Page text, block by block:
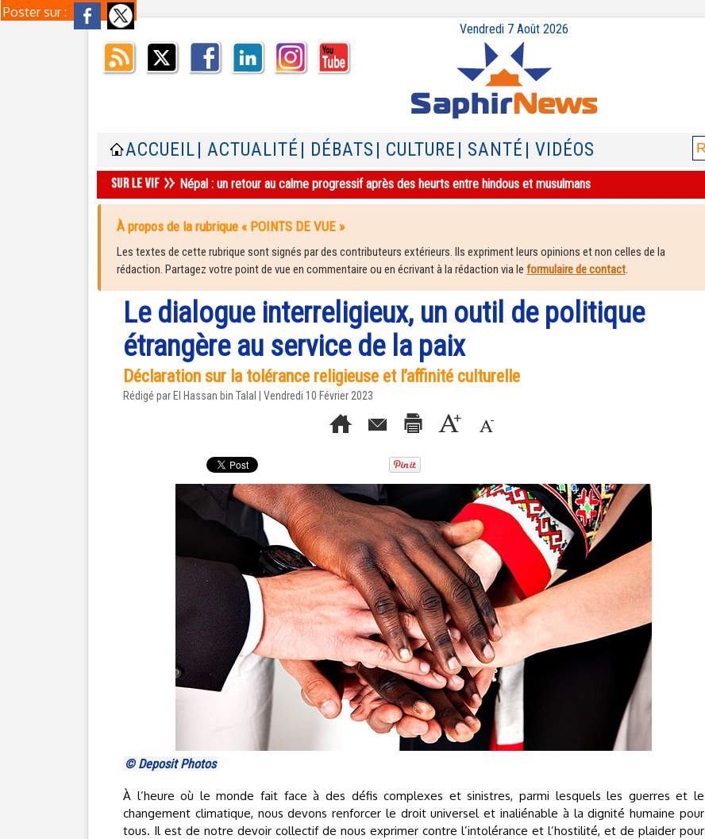
Poster sur :
Vendredi 7 Août 2026
ACCUEIL | ACTUALITÉ | DÉBATS | CULTURE | SANTÉ | VIDÉOS
Népal : un retour au calme progressif après des heurts entre hindous et musulmans
À propos de la rubrique « POINTS DE VUE »
Les textes de cette rubrique sont signés par des contributeurs extérieurs. Ils expriment leurs opinions et non celles de la
rédaction. Partagez votre point de vue en commentaire ou en écrivant à la rédaction via le formulaire de contact.
Le dialogue interreligieux, un outil de politique
étrangère au service de la paix
Déclaration sur la tolérance religieuse et l’affinité culturelle
Rédigé par El Hassan bin Talal | Vendredi 10 Février 2023
© Deposit Photos
À l’heure où le monde fait face à des défis complexes et sinistres, parmi lesquels les guerres et le
changement climatique, nous devons renforcer le droit universel et inaliénable à la dignité humaine pour
tous. Il est de notre devoir collectif de nous exprimer contre l’intolérance et l’hostilité, et de plaider pour